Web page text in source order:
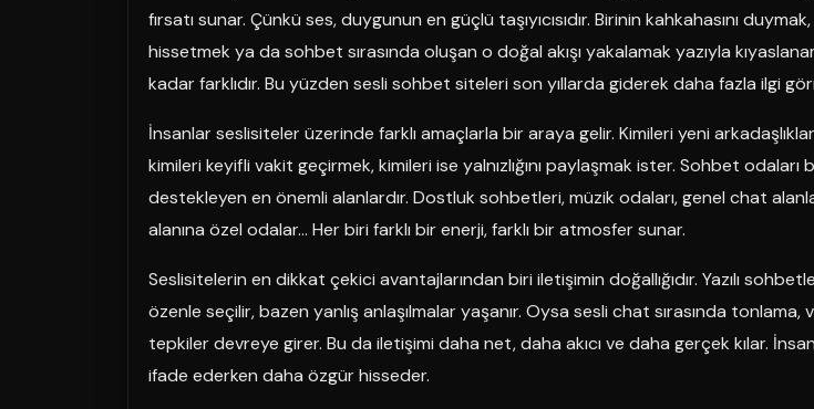
fırsatı sunar. Çünkü ses, duygunun en güçlü taşıyıcısıdır. Birinin kahkahasını duymak,
hissetmek ya da sohbet sırasında oluşan o doğal akışı yakalamak yazıyla
kadar farklıdır. Bu yüzden sesli sohbet siteleri son yıllarda giderek daha fazla ilgi
İnsanlar seslisiteler üzerinde farklı amaçlarla bir araya gelir. Kimileri yeni
kimileri keyifli vakit geçirmek, kimileri ise yalnızlığını paylaşmak ister. Sohbet odaları
destekleyen en önemli alanlardır. Dostluk sohbetleri, müzik odaları, genel chat
alanına özel odalar… Her biri farklı bir enerji, farklı bir atmosfer sunar.
Seslisitelerin en dikkat çekici avantajlarından biri iletişimin doğallığıdır. Yazılı
özenle seçilir, bazen yanlış anlaşılmalar yaşanır. Oysa sesli chat sırasında tonlama,
tepkiler devreye girer. Bu da iletişimi daha net, daha akıcı ve daha gerçek kılar.
ifade ederken daha özgür hisseder.